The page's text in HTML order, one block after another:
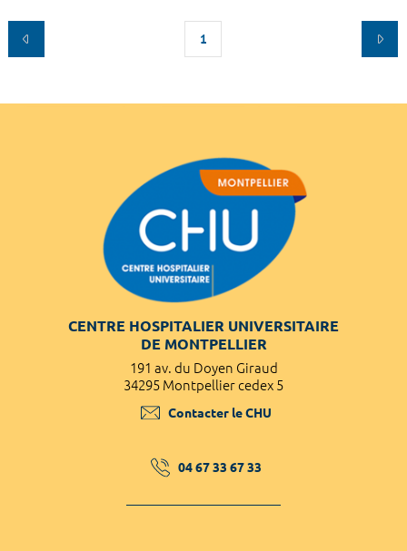
1
CENTRE HOSPITALIER UNIVERSITAIRE
DE MONTPELLIER
191 av. du Doyen Giraud
34295 Montpellier cedex 5
Contacter le CHU
04 67 33 67 33